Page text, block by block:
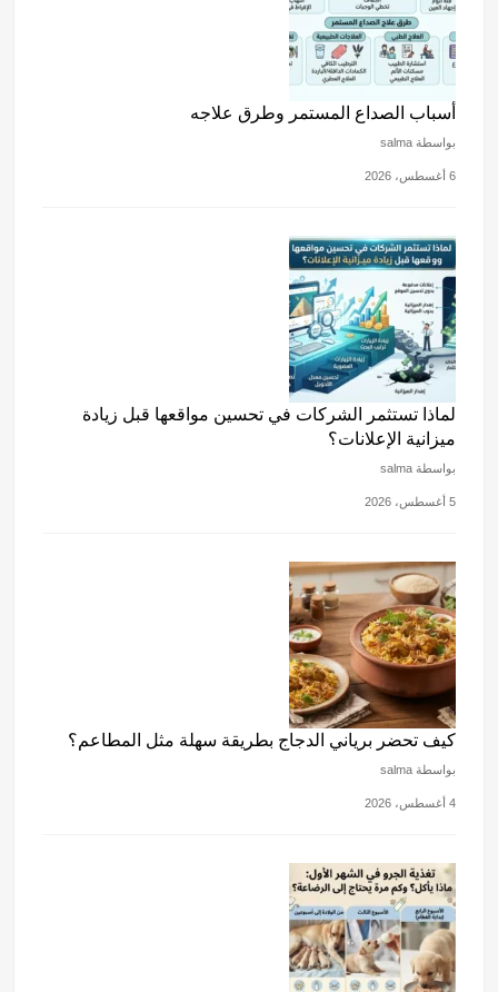
أسباب الصداع المستمر وطرق علاجه
بواسطة salma
6 أغسطس، 2026
لماذا تستثمر الشركات في تحسين مواقعها قبل زيادة
ميزانية الإعلانات؟
بواسطة salma
5 أغسطس، 2026
كيف تحضر برياني الدجاج بطريقة سهلة مثل المطاعم؟
بواسطة salma
4 أغسطس، 2026